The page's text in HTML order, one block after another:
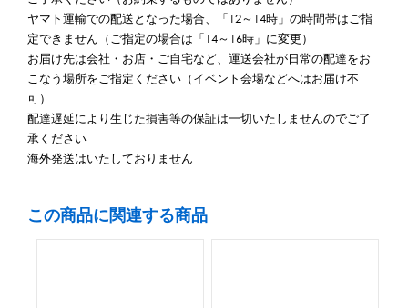
ヤマト運輸での配送となった場合、「12～14時」の時間帯はご指
定できません（ご指定の場合は「14～16時」に変更）
お届け先は会社・お店・ご自宅など、運送会社が日常の配達をお
こなう場所をご指定ください（イベント会場などへはお届け不
可）
配達遅延により生じた損害等の保証は一切いたしませんのでご了
承ください
海外発送はいたしておりません
この商品に関連する商品